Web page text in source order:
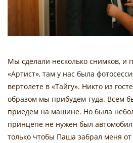
Мы сделали несколько снимков, и
«Артист», там у нас была
вертолете в «Тайгу». Никто из
образом мы прибудем туда. Всем
приедем на машине. Но была
принцепе не нужен был
только чтобы Паша забрал меня